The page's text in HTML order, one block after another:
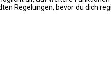
Regelungen, bevor du dich